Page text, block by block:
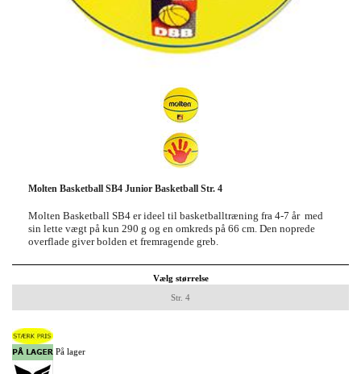
Molten Basketball SB4 Junior Basketball Str. 4
Molten Basketball SB4 er ideel til basketballtræning fra 4-7 år med
sin lette vægt på kun 290 g og en omkreds på 66 cm. Den noprede
overflade giver bolden et fremragende greb.
Vælg størrelse
Str. 4
På lager